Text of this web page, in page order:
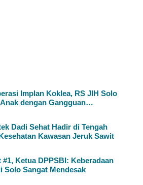
Implan Koklea, RS JIH Solo
dengan Gangguan
Dadi Sehat Hadir di Tengah
Kawasan Jeruk Sawit
Ketua DPPSBI: Keberadaan
Solo Sangat Mendesak